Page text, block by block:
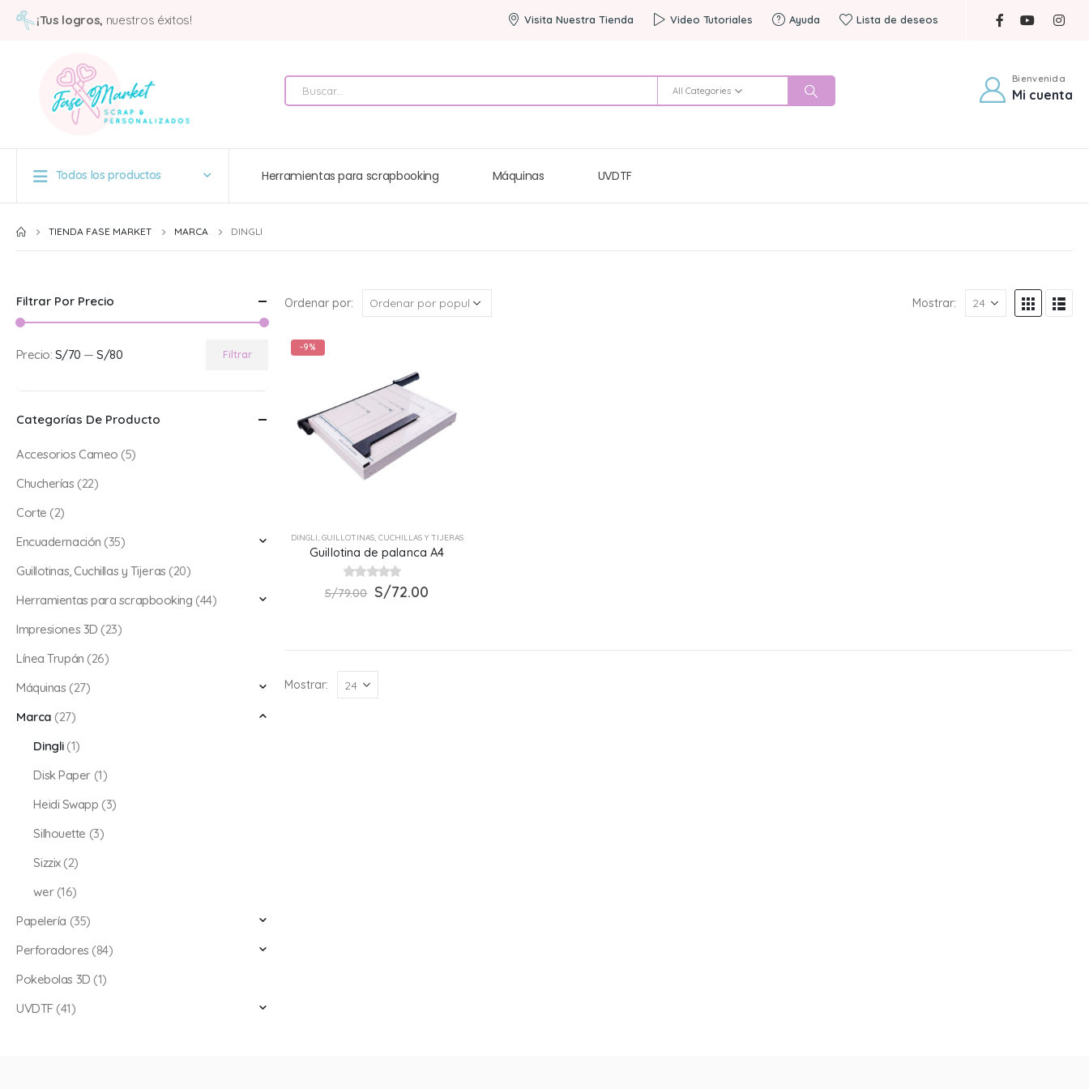
¡Tus logros, nuestros éxitos! Visita Nuestra Tienda Video Tutoriales Ayuda Lista de deseos
All Categories
Bienvenida
Mi cuenta
Todos los productos Herramientas para scrapbooking Máquinas UVDTF
TIENDA FASE MARKET MARCA DINGLI
Ordenar por: Mostrar:
-9%
DINGLI, GUILLOTINAS, CUCHILLAS Y TIJERAS
Guillotina de palanca A4
0out of 5
S/79.00 El
S/79.00.
S/72.00
S/72.00.
Mostrar:
Filtrar Por Precio
mínimo
máximo
Filtrar
Precio: S/70 —S/80
Categorías De Producto
Accesorios Cameo (5)
Chucherías (22)
Corte (2)
Encuadernación (35)
Guillotinas, Cuchillas y Tijeras (20)
Herramientas para scrapbooking (44)
Impresiones 3D (23)
Línea Trupán (26)
Máquinas (27)
Marca (27)
Dingli (1)
Disk Paper (1)
Heidi Swapp (3)
Silhouette (3)
Sizzix (2)
wer (16)
Papelería (35)
Perforadores (84)
Pokebolas 3D (1)
UVDTF (41)